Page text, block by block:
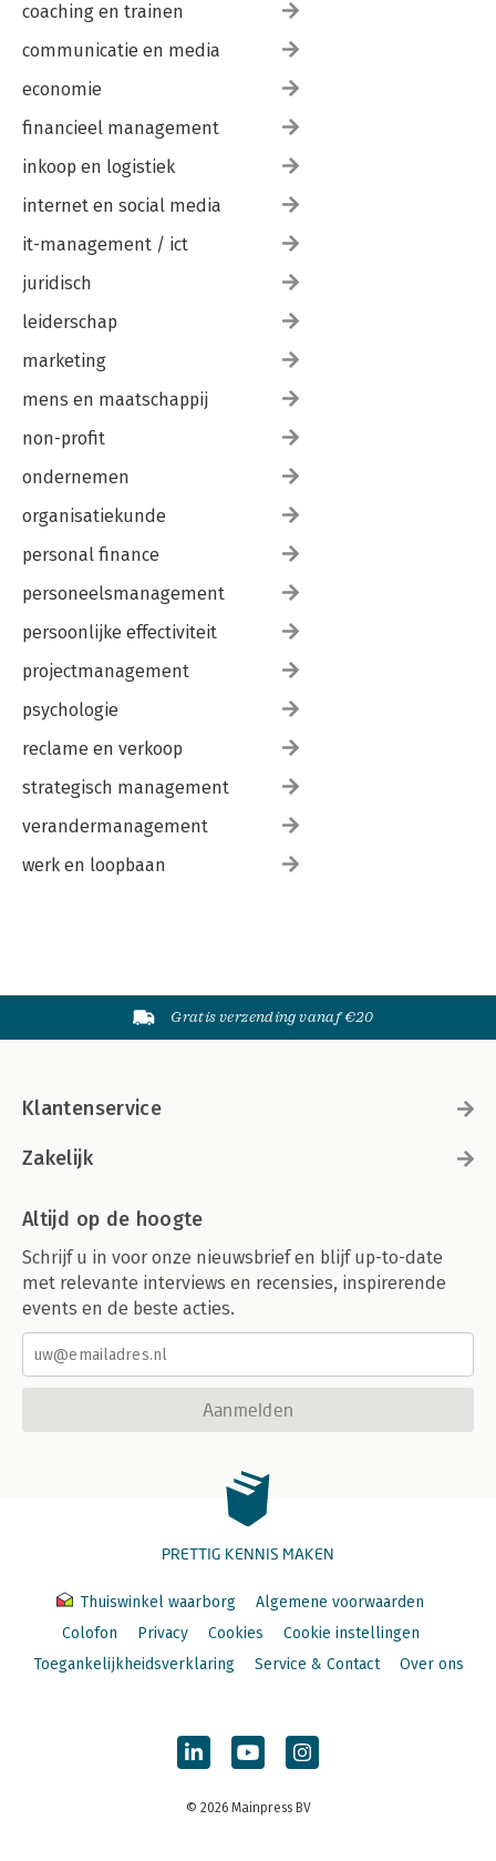
coaching en trainen
communicatie en media
economie
financieel management
inkoop en logistiek
internet en social media
it-management / ict
juridisch
leiderschap
marketing
mens en maatschappij
non-profit
ondernemen
organisatiekunde
personal finance
personeelsmanagement
persoonlijke effectiviteit
projectmanagement
psychologie
reclame en verkoop
strategisch management
verandermanagement
werk en loopbaan
Gratis verzending vanaf €20
Klantenservice
Zakelijk
Altijd op de hoogte
Schrijf u in voor onze nieuwsbrief en blijf up-to-date
met relevante interviews en recensies, inspirerende
events en de beste acties.
Aanmelden
PRETTIG KENNIS MAKEN
Thuiswinkel waarborg
Algemene voorwaarden
Colofon
Privacy Cookies
Cookie instellingen
Toegankelijkheidsverklaring
Service & Contact Over ons
© 2026 Mainpress BV